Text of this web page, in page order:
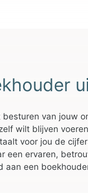
van jouw
wilt blijven
voor jou de
ervaren,
een